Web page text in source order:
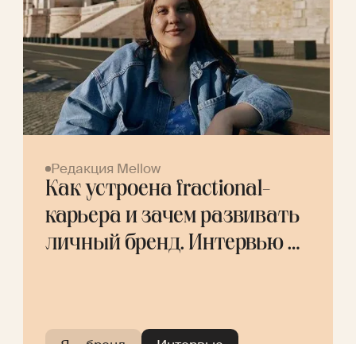
Редакция Mellow
Как устроена fractional-
карьера и зачем развивать
личный бренд. Интервью с